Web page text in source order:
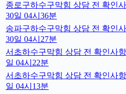
종로구하수구막힘 상담 전 확인
30일 04시36분
송파구하수구막힘 상담 전 확인
30일 04시27분
서초하수구막힘 상담 전 확인사
일 04시22분
서초하수구막힘 상담 전 확인사
일 04시13분